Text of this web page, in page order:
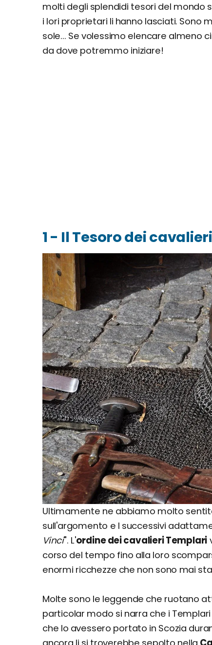
molti degli splendidi tesori del mondo
i lori proprietari li hanno lasciati. Sono
sole... Se volessimo elencare almeno
da dove potremmo iniziare!
1 - Il Tesoro dei
Ultimamente ne abbiamo molto
sull'argomento e I successivi
Vinci". L'ordine dei cavalieri Templari
corso del tempo fino alla loro
enormi ricchezze che non sono mai
Molte sono le leggende che ruotano
particolar modo si narra che i
che lo avessero portato in Scozia